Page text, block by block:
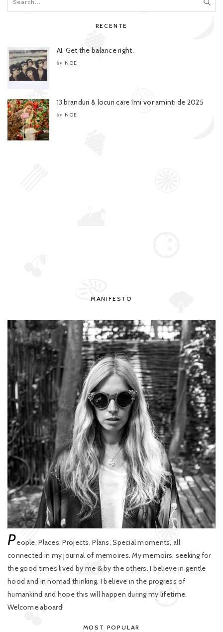
RECENTE
AI. Get the balance right.
by NOE
13 branduri & locuri care îmi vor aminti de 2025
by NOE
MANIFESTO
People, Places, Projects, Plans, Special moments, all
connected in my journal of memoires. My memoirs, seeking for
the good times lived by me & by the others. I believe in gentle
hood and in nomad thinking. I believe in the progress of
humankind and hope this will happen during my lifetime.
Welcome aboard!
MOST POPULAR